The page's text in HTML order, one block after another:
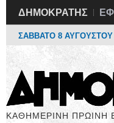
ΔΗΜΟΚΡΑΤΗΣ
ΣΑΒΒΑΤΟ 8 ΑΥΓΟΥΣΤΟΥ
ΚΑΘΗΜΕΡΙΝΗ ΠΡΩΙΝΗ